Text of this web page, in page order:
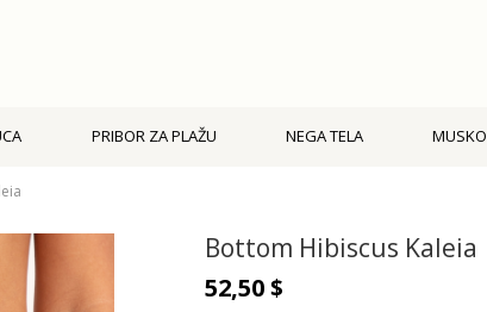
PRIBOR ZA PLAŽU NEGA TELA MUSKO
Bottom Hibiscus Kaleia
52,50 $